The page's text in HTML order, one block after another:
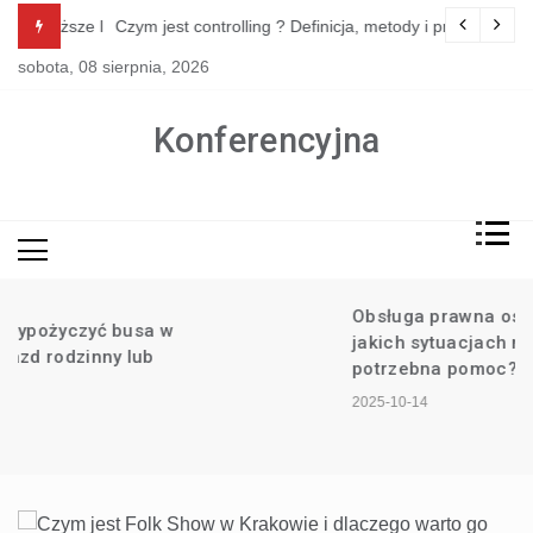
content
lataCzym jest controlling ? Definicja, metody i praktyczne
sobota, 08 sierpnia, 2026
Konferencyjna
Obsługa prawna osób fizycznych – w
jakich sytuacjach może być